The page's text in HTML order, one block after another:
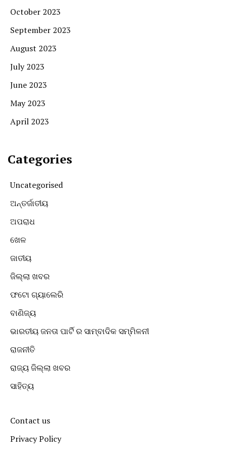
October 2023
September 2023
August 2023
July 2023
June 2023
May 2023
April 2023
Categories
Uncategorised
ଅନ୍ତର୍ଜାତୀୟ
ଅପରାଧ
ଖେଳ
ଜାତୀୟ
ଜିଲ୍ଲା ଖବର
ଫଟୋ ଗ୍ୟାଲେରି
ବାଣିଜ୍ୟ
ଭାରତୀୟ ଜନତା ପାର୍ଟି ର ସାମ୍ବାଦିକ ସମ୍ମିଳନୀ
ରାଜନୀତି
ରାଜ୍ୟ ଜିଲ୍ଲା ଖବର
ସାହିତ୍ୟ
Contact us
Privacy Policy